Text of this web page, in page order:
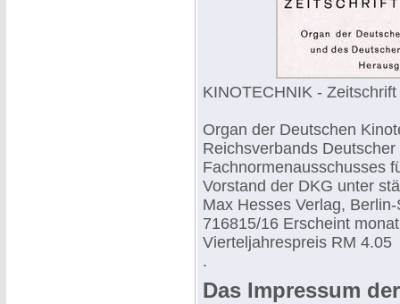
KINOTECHNIK -
Organ der Deutschen
Reichsverbands
Fachnormenausschusses
Vorstand der DKG unter
Max Hesses Verlag,
716815/16 Erscheint
Vierteljahrespreis RM 4.05
.
Das Impressum